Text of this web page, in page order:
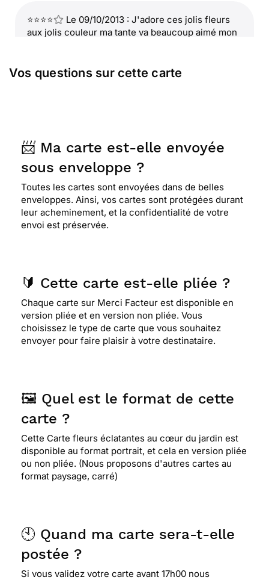
⭐⭐⭐⭐
Le 09/10/2013 : J'adore ces jolis fleurs
aux jolis couleur ma tante va beaucoup aimé mon
Vos questions sur cette carte
📨 Ma carte est-elle envoyée
sous enveloppe ?
Toutes les cartes sont envoyées dans de belles
enveloppes. Ainsi, vos cartes sont protégées durant
leur acheminement, et la confidentialité de votre
envoi est préservée.
🔰 Cette carte est-elle pliée ?
Chaque carte sur Merci Facteur est disponible en
version pliée et en version non pliée. Vous
choisissez le type de carte que vous souhaitez
envoyer pour faire plaisir à votre destinataire.
🖼️ Quel est le format de cette
carte ?
Cette Carte fleurs éclatantes au cœur du jardin est
disponible au format portrait, et cela en version pliée
ou non pliée. (Nous proposons d'autres cartes au
format paysage, carré)
🕙 Quand ma carte sera-t-elle
postée ?
Si vous validez votre carte avant 17h00 nous